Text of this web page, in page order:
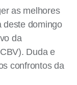
as melhores
deste domingo
da
Duda e
confrontos da